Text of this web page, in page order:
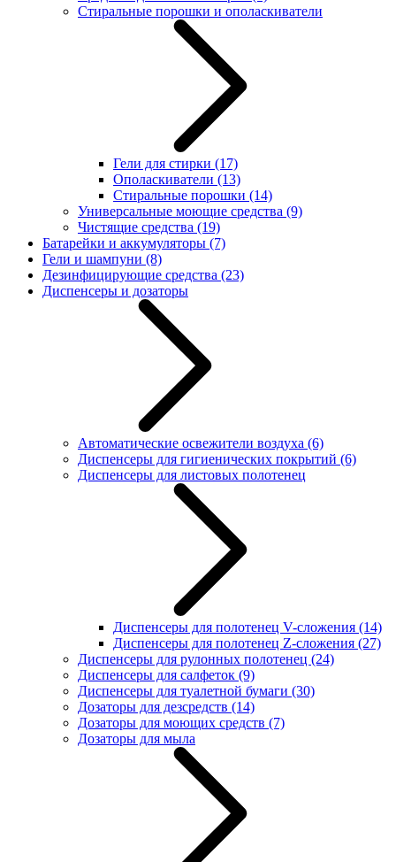
Стиральные порошки и ополаскиватели
Гели для стирки (17)
Ополаскиватели (13)
Стиральные порошки (14)
Универсальные моющие средства (9)
Чистящие средства (19)
Батарейки и аккумуляторы (7)
Гели и шампуни (8)
Дезинфицирующие средства (23)
Диспенсеры и дозаторы
Автоматические освежители воздуха (6)
Диспенсеры для гигиенических покрытий (6)
Диспенсеры для листовых полотенец
Диспенсеры для полотенец V-сложения (14)
Диспенсеры для полотенец Z-сложения (27)
Диспенсеры для рулонных полотенец (24)
Диспенсеры для салфеток (9)
Диспенсеры для туалетной бумаги (30)
Дозаторы для дезсредств (14)
Дозаторы для моющих средств (7)
Дозаторы для мыла